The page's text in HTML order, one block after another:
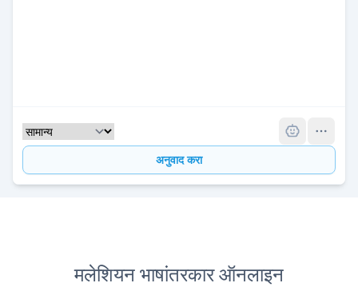
अनुवाद करा
मलेशियन भाषांतरकार ऑनलाइन